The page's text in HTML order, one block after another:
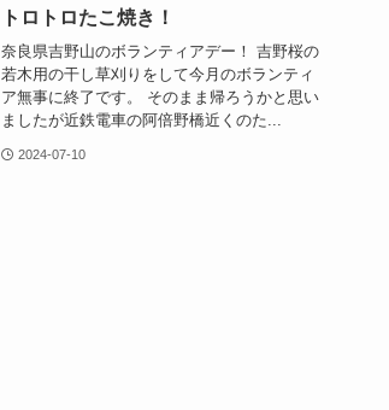
トロトロたこ焼き！
奈良県吉野山のボランティアデー！ 吉野桜の
若木用の干し草刈りをして今月のボランティ
ア無事に終了です。 そのまま帰ろうかと思い
ましたが近鉄電車の阿倍野橋近くのた...
2024-07-10